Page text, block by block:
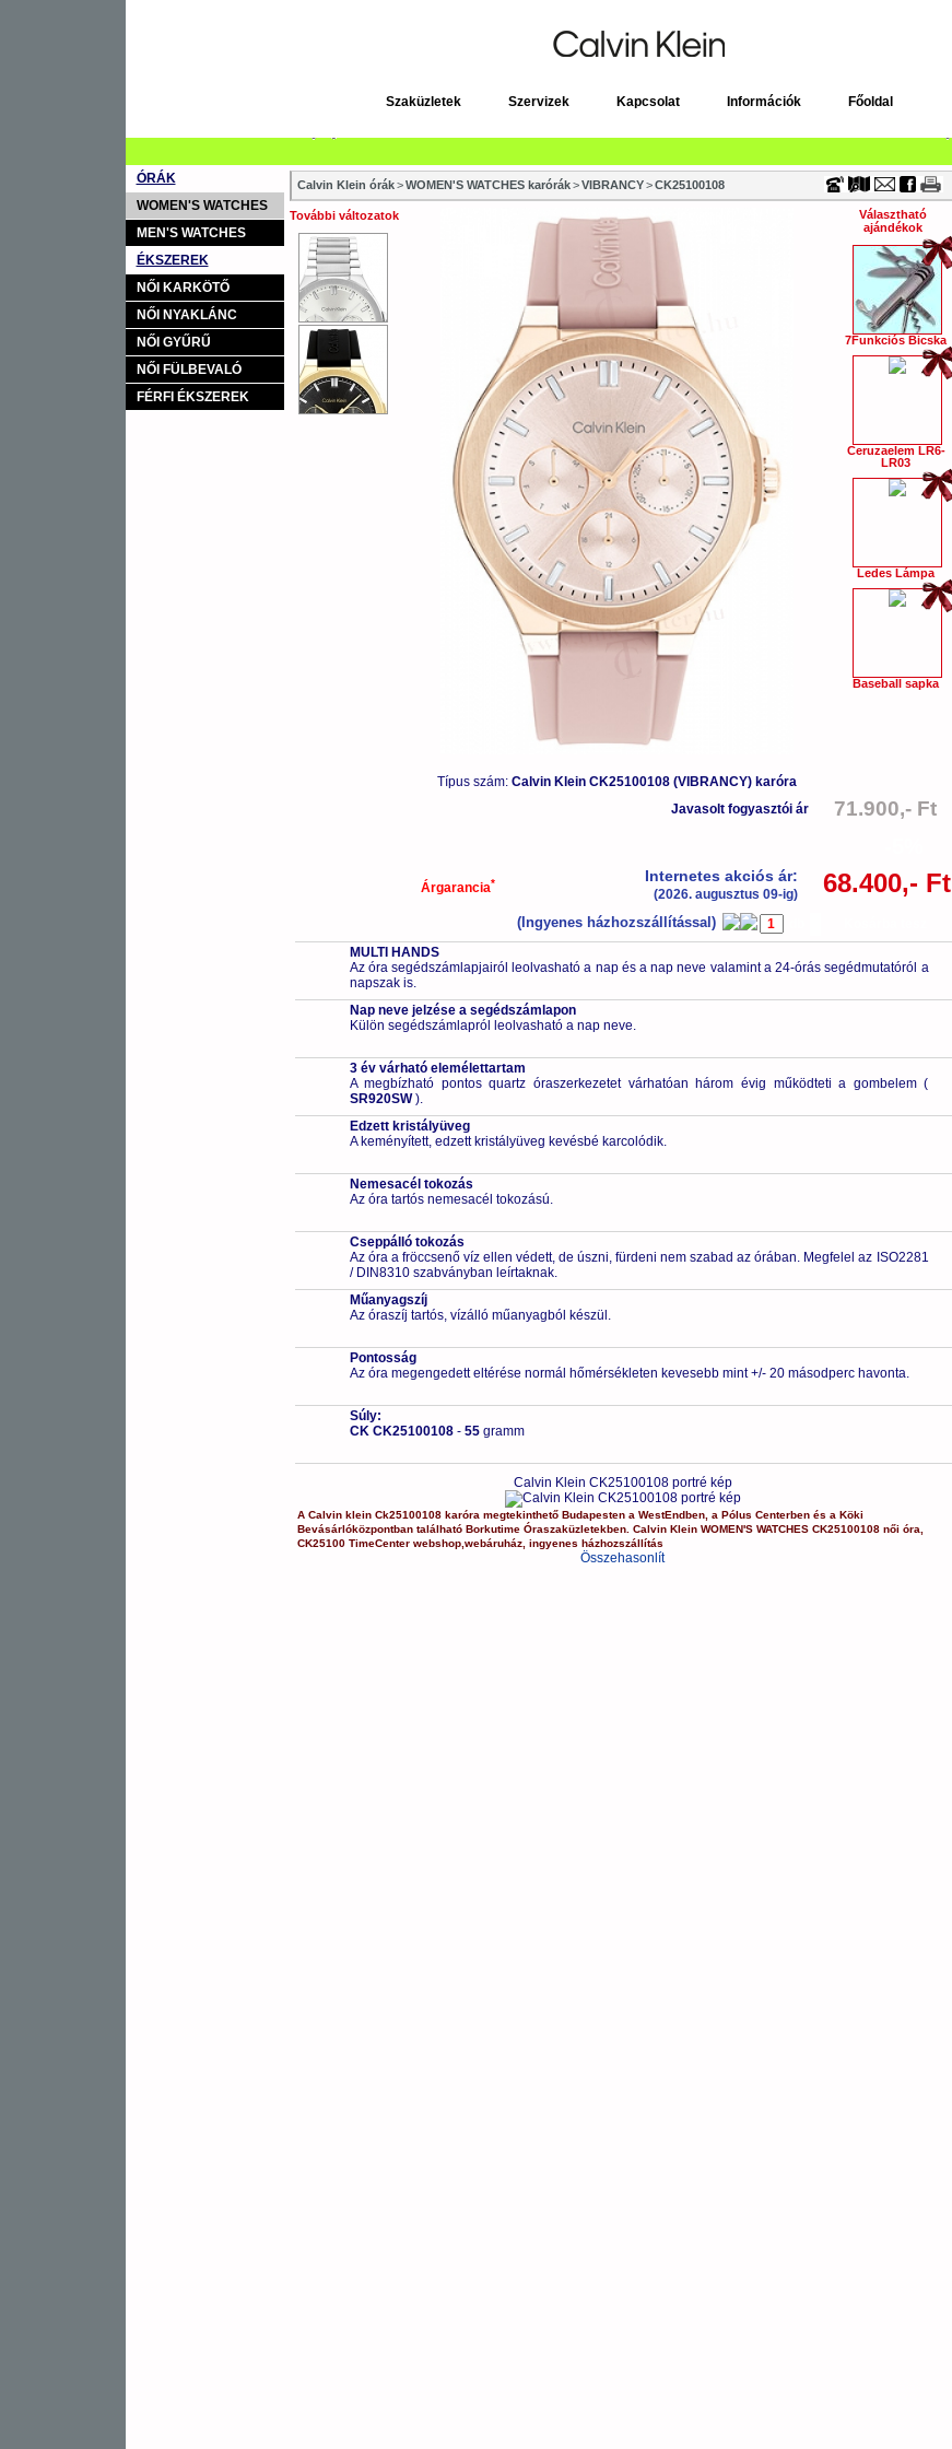
Szaküzletek Szervizek Kapcsolat Információk Főoldal
ÓRÁK
WOMEN'S WATCHES
MEN'S WATCHES
ÉKSZEREK
NŐI KARKÖTŐ
NŐI NYAKLÁNC
NŐI GYŰRŰ
NŐI FÜLBEVALÓ
FÉRFI ÉKSZEREK
Calvin Klein órák > WOMEN'S WATCHES karórák > VIBRANCY > CK25100108
További változatok
Típus szám: Calvin Klein CK25100108 (VIBRANCY) karóra
Választható
ajándékok
7Funkciós Bicska
Ceruzaelem LR6-
LR03
Ledes Lámpa
Baseball sapka
Javasolt fogyasztói ár 71.900,- Ft
Árgarancia* Internetes akciós ár:
(2026. augusztus 09-ig) 68.400,- Ft
(Ingyenes házhozszállítással)
MULTI HANDS
Az óra segédszámlapjairól leolvasható a nap és a nap neve valamint a 24-órás segédmutatóról a
napszak is.
Nap neve jelzése a segédszámlapon
Külön segédszámlapról leolvasható a nap neve.
3 év várható elemélettartam
A megbízható pontos quartz óraszerkezetet várhatóan három évig működteti a gombelem (
SR920SW).
Edzett kristályüveg
A keményített, edzett kristályüveg kevésbé karcolódik.
Nemesacél tokozás
Az óra tartós nemesacél tokozású.
Cseppálló tokozás
Az óra a fröccsenő víz ellen védett, de úszni, fürdeni nem szabad az órában. Megfelel az ISO2281
/ DIN8310 szabványban leírtaknak.
Műanyagszíj
Az óraszíj tartós, vízálló műanyagból készül.
Pontosság
Az óra megengedett eltérése normál hőmérsékleten kevesebb mint +/- 20 másodperc havonta.
Súly:
CK CK25100108- 55 gramm
Calvin Klein CK25100108 portré kép
A Calvin klein Ck25100108 karóra megtekinthető Budapesten a WestEndben, a Pólus Centerbenés a Köki
Bevásárlóközpontbantalálható Borkutime Óraszaküzletekben. Calvin Klein WOMEN'S WATCHES CK25100108 női óra
CK25100 TimeCenter webshop, webáruház, ingyenes házhozszállítás
Összehasonlít